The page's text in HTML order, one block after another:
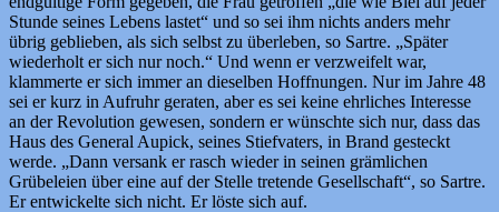
Stunde seines Lebens lastet“ und so sei ihm nichts anders mehr
übrig geblieben, als sich selbst zu überleben, so Sartre. „Später
wiederholt er sich nur noch.“ Und wenn er verzweifelt war,
klammerte er sich immer an dieselben Hoffnungen. Nur im Jahre 48
sei er kurz in Aufruhr geraten, aber es sei keine ehrliches Interesse
an der Revolution gewesen, sondern er wünschte sich nur, dass das
Haus des General Aupick, seines Stiefvaters, in Brand gesteckt
werde. „Dann versank er rasch wieder in seinen grämlichen
Grübeleien über eine auf der Stelle tretende Gesellschaft“, so Sartre.
Er entwickelte sich nicht. Er löste sich auf.